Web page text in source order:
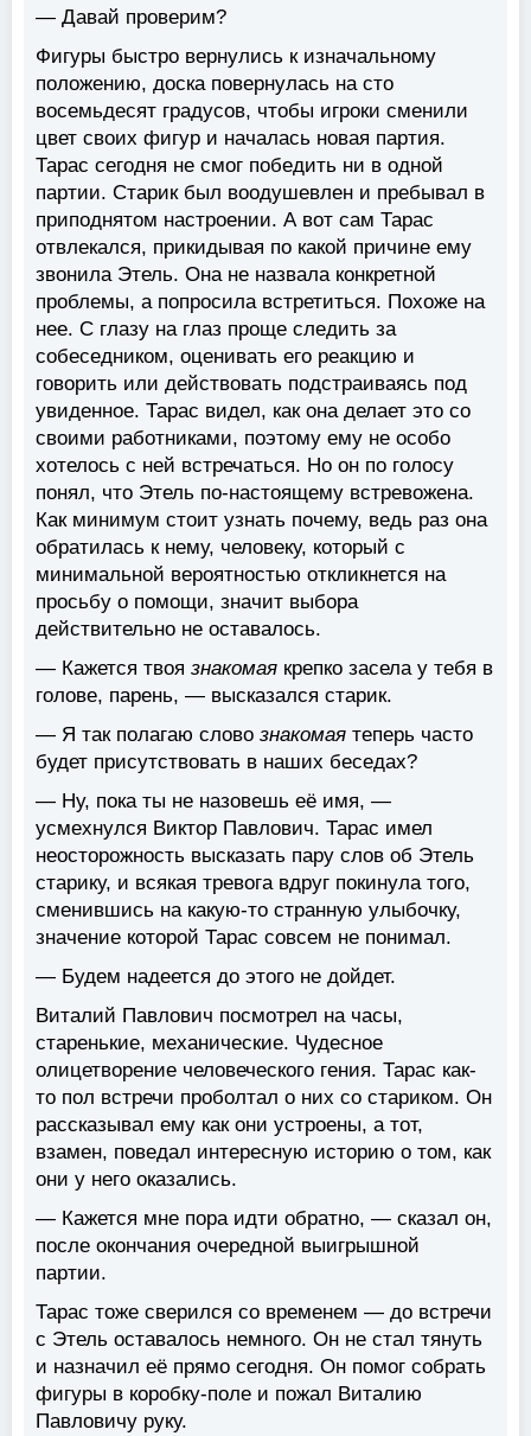
— Давай проверим?
Фигуры быстро вернулись к изначальному
положению, доска повернулась на сто
восемьдесят градусов, чтобы игроки сменили
цвет своих фигур и началась новая партия.
Тарас сегодня не смог победить ни в одной
партии. Старик был воодушевлен и пребывал в
приподнятом настроении. А вот сам Тарас
отвлекался, прикидывая по какой причине ему
звонила Этель. Она не назвала конкретной
проблемы, а попросила встретиться. Похоже на
нее. С глазу на глаз проще следить за
собеседником, оценивать его реакцию и
говорить или действовать подстраиваясь под
увиденное. Тарас видел, как она делает это со
своими работниками, поэтому ему не особо
хотелось с ней встречаться. Но он по голосу
понял, что Этель по-настоящему встревожена.
Как минимум стоит узнать почему, ведь раз она
обратилась к нему, человеку, который с
минимальной вероятностью откликнется на
просьбу о помощи, значит выбора
действительно не оставалось.
— Кажется твоя знакомая крепко засела у тебя в
голове, парень, — высказался старик.
— Я так полагаю слово знакомая теперь часто
будет присутствовать в наших беседах?
— Ну, пока ты не назовешь её имя, —
усмехнулся Виктор Павлович. Тарас имел
неосторожность высказать пару слов об Этель
старику, и всякая тревога вдруг покинула того,
сменившись на какую-то странную улыбочку,
значение которой Тарас совсем не понимал.
— Будем надеется до этого не дойдет.
Виталий Павлович посмотрел на часы,
старенькие, механические. Чудесное
олицетворение человеческого гения. Тарас как-
то пол встречи проболтал о них со стариком. Он
рассказывал ему как они устроены, а тот,
взамен, поведал интересную историю о том, как
они у него оказались.
— Кажется мне пора идти обратно, — сказал он,
после окончания очередной выигрышной
партии.
Тарас тоже сверился со временем — до встречи
с Этель оставалось немного. Он не стал тянуть
и назначил её прямо сегодня. Он помог собрать
фигуры в коробку-поле и пожал Виталию
Павловичу руку.